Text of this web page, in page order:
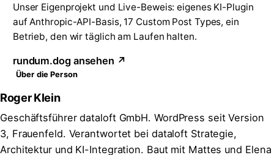
Unser Eigenprojekt und Live-Beweis: eigenes KI-Plugin
auf Anthropic-API-Basis, 17 Custom Post Types, ein
Betrieb, den wir täglich am Laufen halten.
rundum.dog ansehen ↗
Über die Person
Roger Klein
Geschäftsführer dataloft GmbH. WordPress seit Version
3, Frauenfeld. Verantwortet bei dataloft Strategie,
Architektur und KI-Integration. Baut mit Mattes und Elena